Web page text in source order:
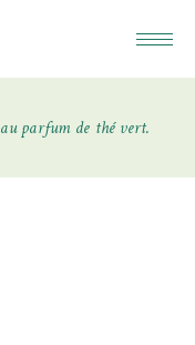
parfum de thé vert.